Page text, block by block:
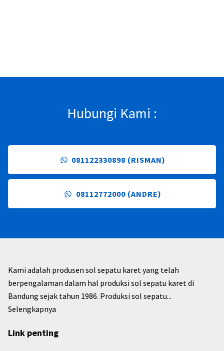
Hubungi Kami :
081122330898 (RISMAN)
08112772000 (ANDRE)
Kami adalah produsen sol sepatu karet yang telah
berpengalaman dalam hal produksi sol sepatu karet di
Bandung sejak tahun 1986. Produksi sol sepatu...
Selengkapnya
Link penting